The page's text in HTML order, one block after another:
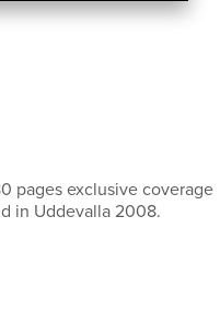
pages exclusive coverage
in Uddevalla 2008.